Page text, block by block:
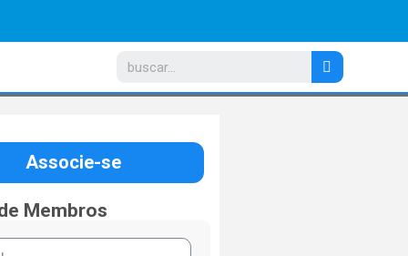
Associe-se
Membros